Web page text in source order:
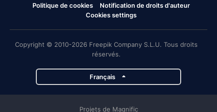
Politique de cookies
Notification de droits d'auteur
Cookies settings
Copyright © 2010-2026 Freepik Company S.L.U. Tous droits
réservés.
Français
Projets de Magnific